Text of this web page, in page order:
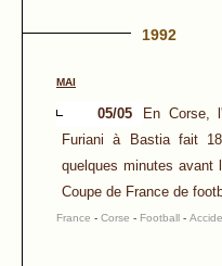
1992
MAI
05/05
En Corse,
Furiani à Bastia fait
quelques minutes avant
Coupe de France de
France - Corse - Football -